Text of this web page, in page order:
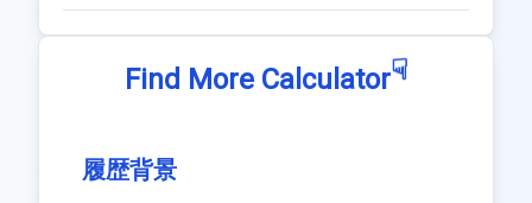
Find More Calculator☟
履歴背景